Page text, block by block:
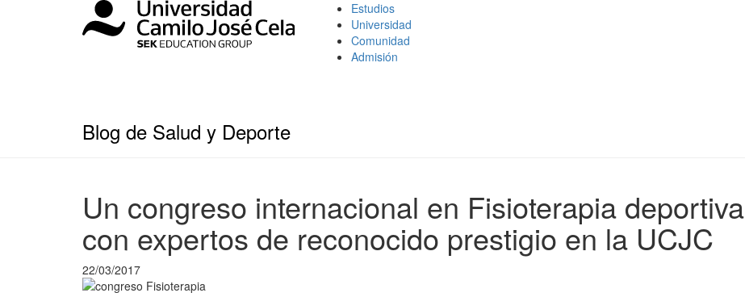
Estudios
Universidad
Comunidad
Admisión
Blog de Salud y Deporte
Un congreso internacional en Fisioterapia deportiva
con expertos de reconocido prestigio en la UCJC
22/03/2017